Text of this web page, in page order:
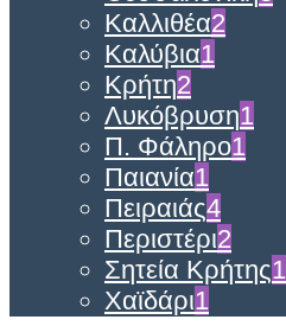
Καλλιθέα2
Καλύβια1
Κρήτη2
Λυκόβρυση1
Π. Φάληρο1
Παιανία1
Πειραιάς4
Περιστέρι2
Σητεία Κρήτης1
Χαϊδάρι1